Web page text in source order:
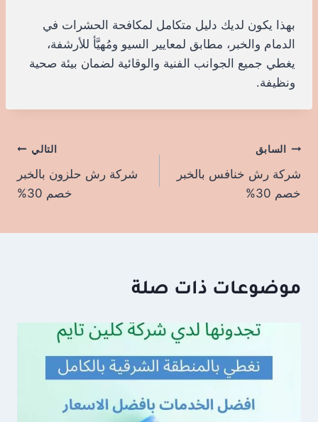
بهذا يكون لديك دليل متكامل لمكافحة الحشرات في
الدمام والخبر، مطابق لمعايير السيو ومُهيَّأ للأرشفة،
يغطي جميع الجوانب الفنية والوقائية لضمان بيئة صحية
ونظيفة.
تصفّح
المقالات
السابق
شركة رش خنافس بالخبر
خصم 30%
التالي
شركة رش حلزون بالخبر
خصم 30%
موضوعات ذات صلة